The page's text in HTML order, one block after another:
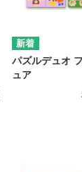
パズルデュオ
ュア